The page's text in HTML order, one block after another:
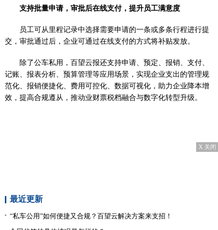
支持批量申请，审批后在线支付，提升员工满意度
员工可从里程记录中选择需要申请的一条或多条行程进行提
交，审批通过后，企业可通过在线支付的方式将补贴发放。
除了公车私用，百望云报还支持申请、预定、报销、支付、
记账、报表分析、预算管理等应用场景，实现企业支出的管理规
范化、报销便捷化、费用可控化、数据可视化，助力企业降本增
效，提高合规遵从，推动业财票税档融合与数字化转型升级。
X 关闭
最近更新
“私车公用”如何便捷又合规？百望云解决方案来支招！